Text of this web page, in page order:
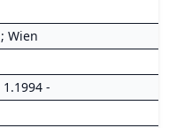
Wien
1.1994 -